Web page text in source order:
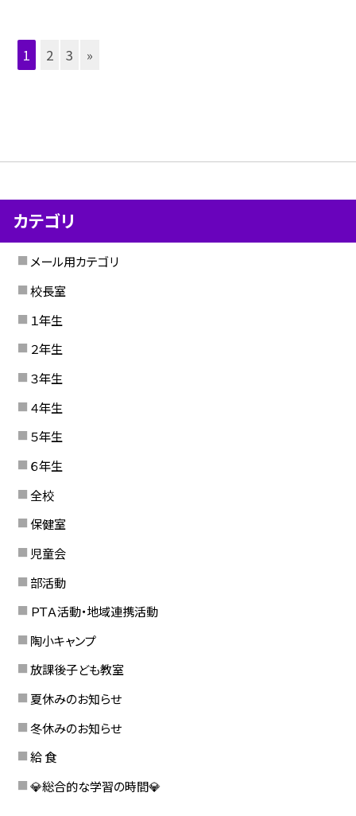
1 2 3 »
カテゴリ
メール用カテゴリ
校長室
１年生
２年生
３年生
４年生
５年生
６年生
全校
保健室
児童会
部活動
ＰＴＡ活動・地域連携活動
陶小キャンプ
放課後子ども教室
夏休みのお知らせ
冬休みのお知らせ
給 食
💎総合的な学習の時間💎